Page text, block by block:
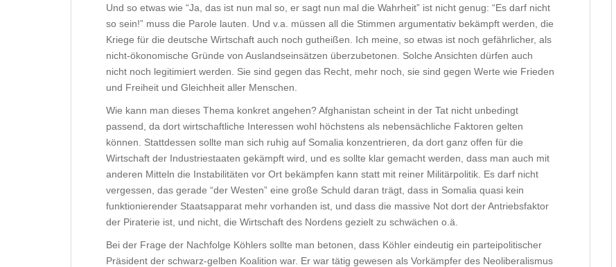
Und so etwas wie “Ja, das ist nun mal so, er sagt nun mal die Wahrheit” ist nicht genug: “Es darf nicht
so sein!” muss die Parole lauten. Und v.a. müssen all die Stimmen argumentativ bekämpft werden, die
Kriege für die deutsche Wirtschaft auch noch gutheißen. Ich meine, so etwas ist noch gefährlicher, als
nicht-ökonomische Gründe von Auslandseinsätzen überzubetonen. Solche Ansichten dürfen auch
nicht noch legitimiert werden. Sie sind gegen das Recht, mehr noch, sie sind gegen Werte wie Frieden
und Freiheit und Gleichheit aller Menschen.
Wie kann man dieses Thema konkret angehen? Afghanistan scheint in der Tat nicht unbedingt
passend, da dort wirtschaftliche Interessen wohl höchstens als nebensächliche Faktoren gelten
können. Stattdessen sollte man sich ruhig auf Somalia konzentrieren, da dort ganz offen für die
Wirtschaft der Industriestaaten gekämpft wird, und es sollte klar gemacht werden, dass man auch mit
anderen Mitteln die Instabilitäten vor Ort bekämpfen kann statt mit reiner Militärpolitik. Es darf nicht
vergessen, das gerade “der Westen” eine große Schuld daran trägt, dass in Somalia quasi kein
funktionierender Staatsapparat mehr vorhanden ist, und dass die massive Not dort der Antriebsfaktor
der Piraterie ist, und nicht, die Wirtschaft des Nordens gezielt zu schwächen o.ä.
Bei der Frage der Nachfolge Köhlers sollte man betonen, dass Köhler eindeutig ein parteipolitischer
Präsident der schwarz-gelben Koalition war. Er war tätig gewesen als Vorkämpfer des Neoliberalismus